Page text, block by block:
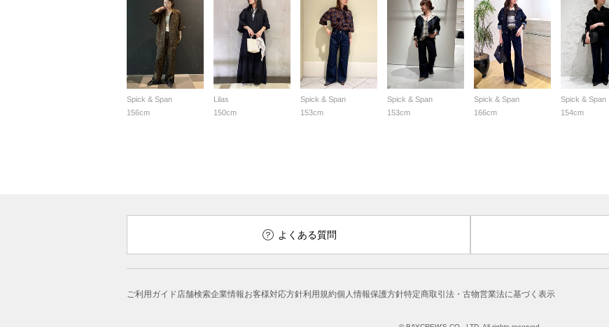
Spick & Span
156cm
Lilas
150cm
Spick & Span
153cm
Spick & Span
153cm
Spick & Span
166cm
Spick & Span
154cm
よくある質問
ご利用ガイド店舗検索企業情報お客様対応方針利用規約個人情報保護方針特定商取引法・古物営業法に基づく表示